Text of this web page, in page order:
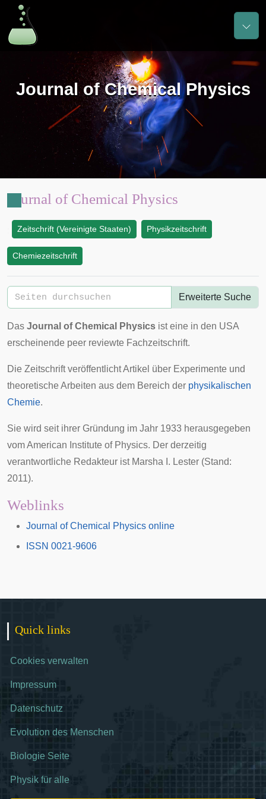
Journal of Chemical Physics
Journal of Chemical Physics
Zeitschrift (Vereinigte Staaten) Physikzeitschrift
Chemiezeitschrift
Erweiterte Suche
Das Journal of Chemical Physics ist eine in den USA
erscheinende peer reviewte Fachzeitschrift.
Die Zeitschrift veröffentlicht Artikel über Experimente und
theoretische Arbeiten aus dem Bereich der physikalischen
Chemie.
Sie wird seit ihrer Gründung im Jahr 1933 herausgegeben
vomAmerican Institute of Physics. Der derzeitig
verantwortliche Redakteur ist Marsha I. Lester (Stand:
2011).
Weblinks
Journal of Chemical Physics online
ISSN 0021-9606
Quick links
Cookies verwalten
Impressum
Datenschutz
Evolution des Menschen
Biologie Seite
Physik für alle